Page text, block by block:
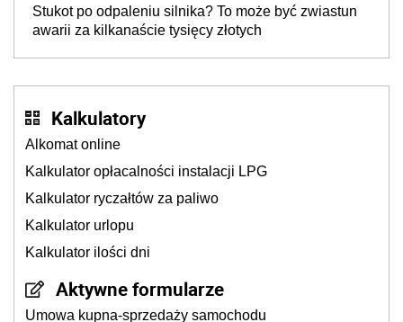
Stukot po odpaleniu silnika? To może być zwiastun
awarii za kilkanaście tysięcy złotych
Kalkulatory
Alkomat online
Kalkulator opłacalności instalacji LPG
Kalkulator ryczałtów za paliwo
Kalkulator urlopu
Kalkulator ilości dni
Aktywne formularze
Umowa kupna-sprzedaży samochodu